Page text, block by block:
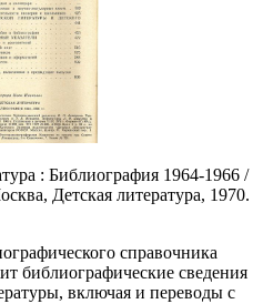
: Библиография 1964-1966 /
Детская литература, 1970.
справочника
библиографические сведения
включая и переводы с